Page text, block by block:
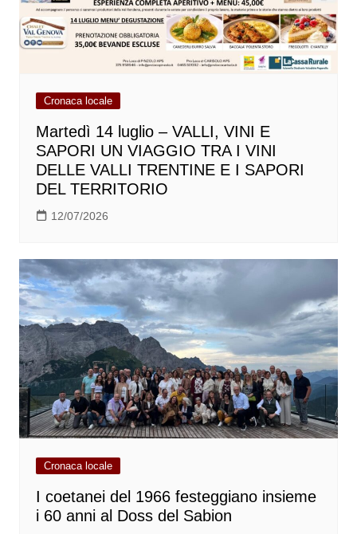
Cronaca locale
Martedì 14 luglio – VALLI, VINI E
SAPORI UN VIAGGIO TRA I VINI
DELLE VALLI TRENTINE E I SAPORI
DEL TERRITORIO
12/07/2026
Cronaca locale
I coetanei del 1966 festeggiano insieme
i 60 anni al Doss del Sabion